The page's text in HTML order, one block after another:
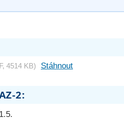
4514 KB) Stáhnout
2: